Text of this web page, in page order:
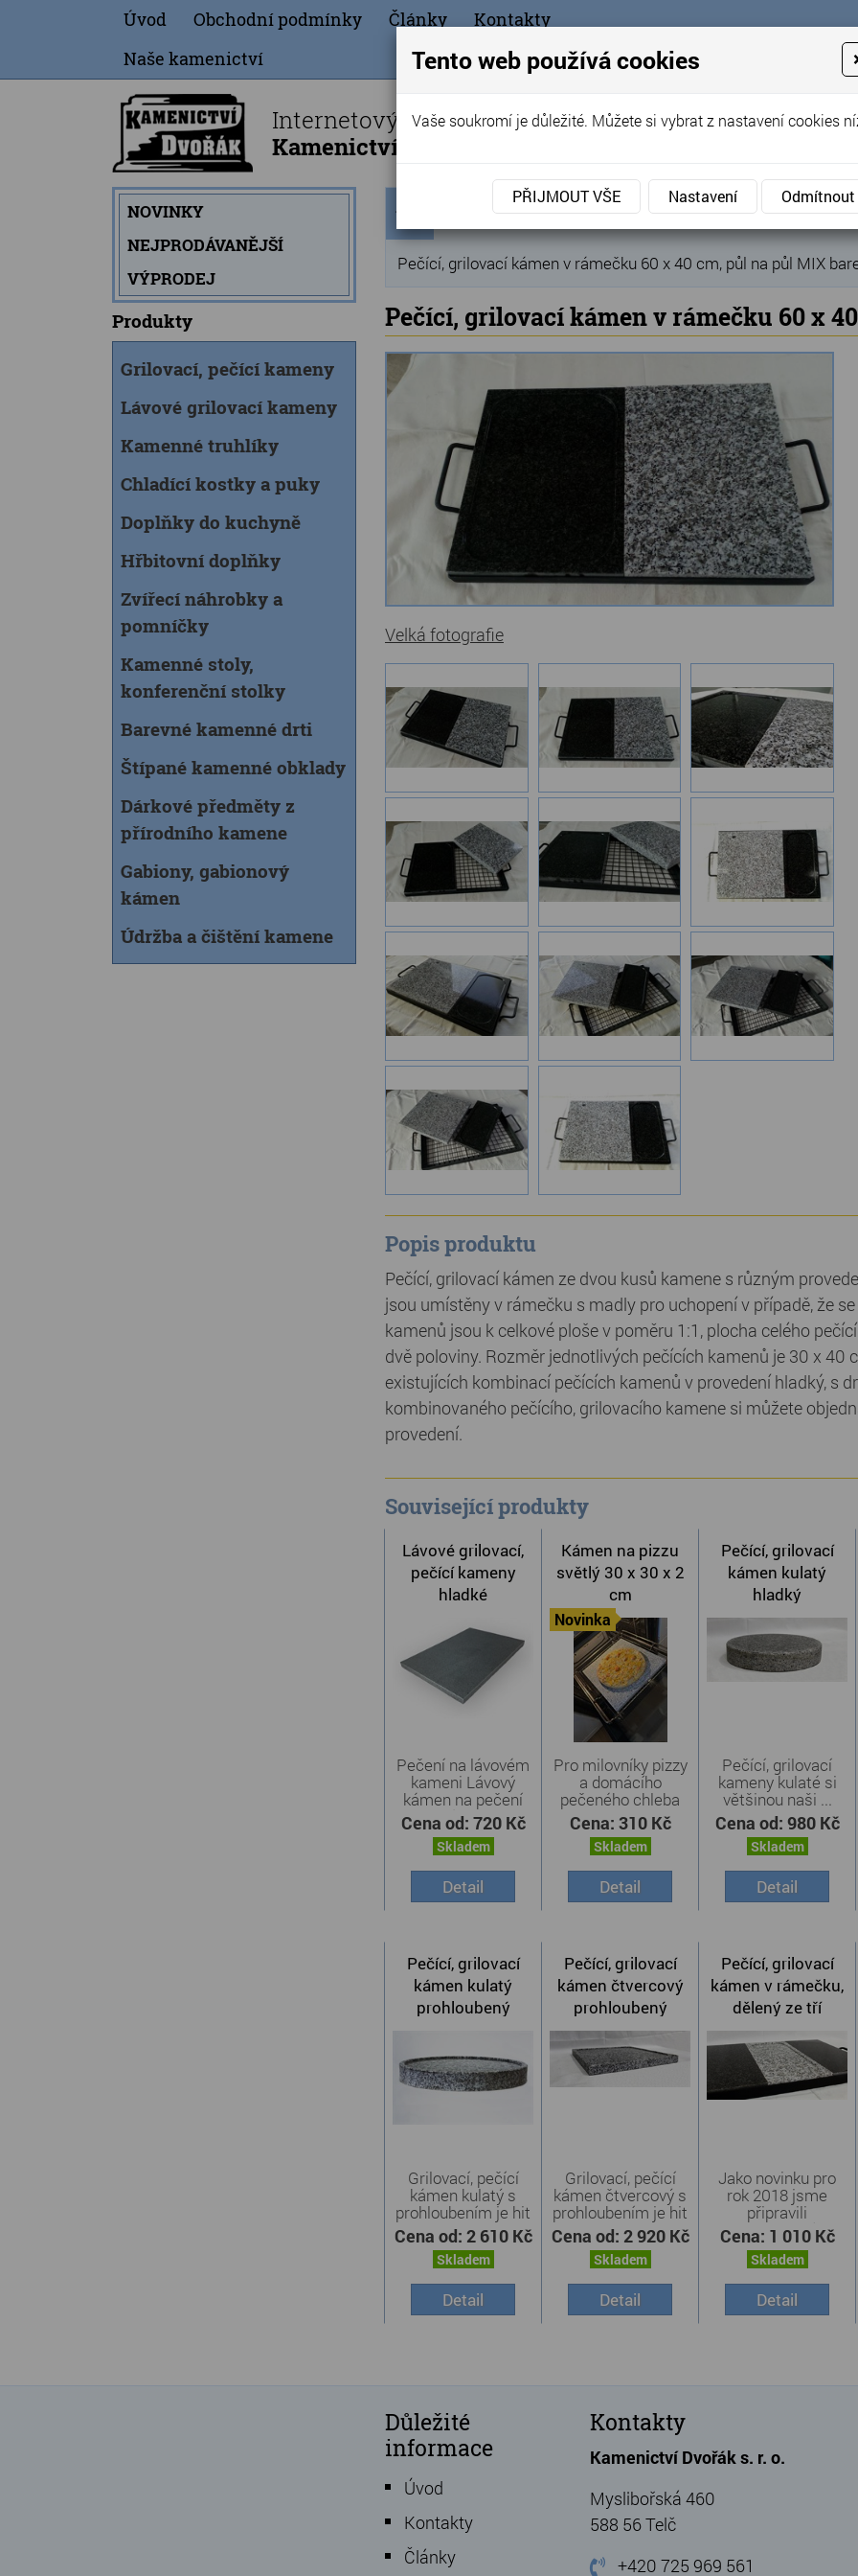
Úvod Obchodní podmínky Články
Kontakty
Naše kamenictví
Internetový obchod
Kamenictví Dvořák - Telč
NOVINKY
NEJPRODÁVANĚJŠÍ
VÝPRODEJ
Produkty
Grilovací, pečící kameny
Lávové grilovací kameny
Kamenné truhlíky
Chladící kostky a puky
Doplňky do kuchyně
Hřbitovní doplňky
Zvířecí náhrobky a
pomníčky
Kamenné stoly,
konferenční stolky
Barevné kamenné drti
Štípané kamenné obklady
Dárkové předměty z
přírodního kamene
Gabiony, gabionový
kámen
Údržba a čištění kamene
stránka
Produkty » Grilovací, pečící kameny »
Pečící, grilovací kámen v rámečku 60 x 40 cm, půl na půl MIX
Pečící, grilovací kámen v rámečku 60 x
Velká fotografie
Popis produktu
Pečící, grilovací kámen ze dvou kusů kamene s různým
jsou umístěny v rámečku s madly pro uchopení v případě, že
kamenů jsou k celkové ploše v poměru 1:1, plocha celého
dvě poloviny. Rozměr jednotlivých pečících kamenů je 30 x 40
existujících kombinací pečících kamenů v provedení hladký, s
kombinovaného pečícího, grilovacího kamene si můžete
provedení.
Související produkty
Lávové grilovací,
pečící kameny
hladké
Pečení na lávovém
kameni Lávový
kámen na pečení
vám ...
Cena od: 720 Kč
Skladem
Detail
Kámen na pizzu
světlý 30 x 30 x 2
cm
Novinka
Pro milovníky pizzy
a domácího
pečeného chleba
jsme do ...
Cena: 310 Kč
Skladem
Detail
Pečící, grilovací
kámen kulatý
hladký
Pečící, grilovací
kameny kulaté si
většinou naši ...
Cena od: 980 Kč
Skladem
Detail
Pečící, grilovací
kámen kulatý
prohloubený
Grilovací, pečící
kámen kulatý s
prohloubením je hit
...
Cena od: 2 610 Kč
Skladem
Detail
Pečící, grilovací
kámen čtvercový
prohloubený
Grilovací, pečící
kámen čtvercový s
prohloubením je hit
...
Cena od: 2 920 Kč
Skladem
Detail
Pečící, grilovací
kámen v rámečku,
dělený ze tří
kamenů
Jako novinku pro
rok 2018 jsme
připravili
kombinované ...
Cena: 1 010 Kč
Skladem
Detail
Důležité
informace
Úvod
Kontakty
Články
Kontakty
Kamenictví Dvořák s. r. o.
Myslibořská 460
588 56 Telč
+420 725 969 561
Tento web používá cookies
Vaše soukromí je důležité. Můžete si vybrat z nastavení cookies
PŘIJMOUT VŠE Nastavení Odmítnout